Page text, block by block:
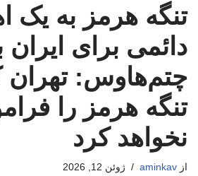
تنگه هرمز به یک
دائمی برای
چتم‌هاوس: تهران
تنگه هرمز را
نخواهد کرد
از aminkav ژوئن 12, 2026